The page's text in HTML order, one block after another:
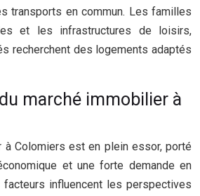
transports en commun. Les familles
et les infrastructures de loisirs,
recherchent des logements adaptés
marché immobilier à
à Colomiers est en plein essor, porté
et une forte demande en
facteurs influencent les perspectives